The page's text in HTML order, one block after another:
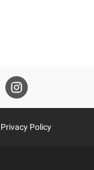
Privacy Policy